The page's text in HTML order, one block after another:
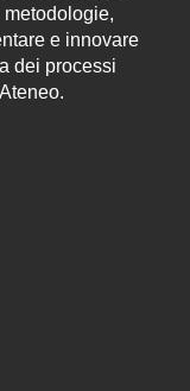
metodologie,
e innovare
dei processi